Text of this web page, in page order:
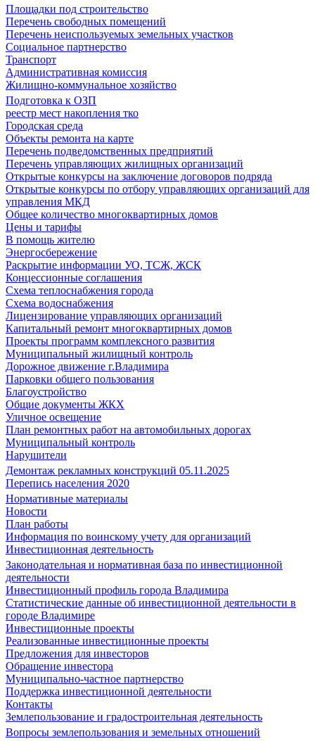
Площадки под строительство
Перечень свободных помещений
Перечень неиспользуемых земельных участков
Социальное партнерство
Транспорт
Административная комиссия
Жилищно-коммунальное хозяйство
Подготовка к ОЗП
реестр мест накопления тко
Городская среда
Объекты ремонта на карте
Перечень подведомственных предприятий
Перечень управляющих жилищных организаций
Открытые конкурсы на заключение договоров подряда
Открытые конкурсы по отбору управляющих организаций для
управления МКД
Общее количество многоквартирных домов
Цены и тарифы
В помощь жителю
Энергосбережение
Раскрытие информации УО, ТСЖ, ЖСК
Концессионные соглашения
Схема теплоснабжения города
Схема водоснабжения
Лицензирование управляющих организаций
Капитальный ремонт многоквартирных домов
Проекты программ комплексного развития
Муниципальный жилищный контроль
Дорожное движение г.Владимира
Парковки общего пользования
Благоустройство
Общие документы ЖКХ
Уличное освещение
План ремонтных работ на автомобильных дорогах
Муниципальный контроль
Нарушители
Демонтаж рекламных конструкций 05.11.2025
Перепись населения 2020
Нормативные материалы
Новости
План работы
Информация по воинскому учету для организаций
Инвестиционная деятельность
Законодательная и нормативная база по инвестиционной
деятельности
Инвестиционный профиль города Владимира
Статистические данные об инвестиционной деятельности в
городе Владимире
Инвестиционные проекты
Реализованные инвестиционные проекты
Предложения для инвесторов
Обращение инвестора
Муниципально-частное партнерство
Поддержка инвестиционной деятельности
Контакты
Землепользование и градостроительная деятельность
Вопросы землепользования и земельных отношений